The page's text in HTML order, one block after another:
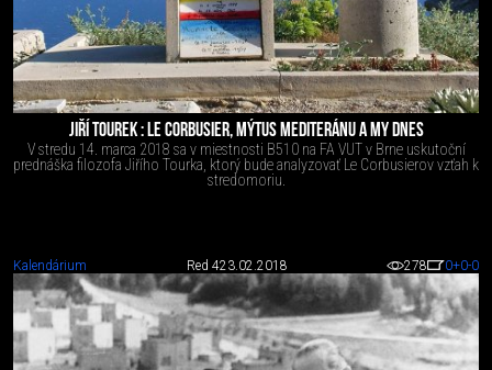
JIŘÍ TOUREK : LE CORBUSIER, MÝTUS MEDITERÁNU A MY DNES
V stredu 14. marca 2018 sa v miestnosti B510 na FA VUT v Brne uskutoční
prednáška filozofa Jiřího Tourka, ktorý bude analyzovať Le Corbusierov vzťah k
stredomoriu.
Kalendárium Red 423.02.2018 278 0+0-0